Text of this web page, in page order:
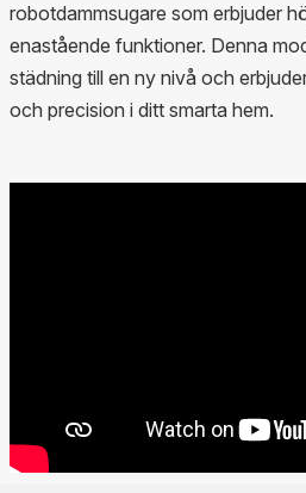
robotdammsugare som erbjuder
enastående funktioner. Denna
städning till en ny nivå och
och precision i ditt smarta hem.